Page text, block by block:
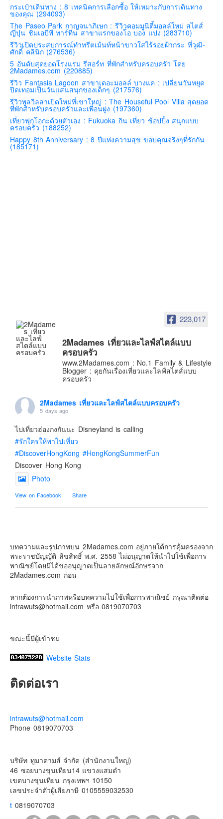
กระเป๋าเดินทาง : 8 เทคนิคการเลือกซื้อ ให้เหมาะกับการเดินทาง
ของคุณ (294093)
The Paseo Park กาญจนาภิเษก : รีวิวคอมมูนิตี้มอลล์ใหม่ สไตส์
ญี่ปุ่น ชิมเอบีพี ทาร์ทีน สาขาแรกของโอ บอง แปง (283710)
รีวิวเปิดประสบการณ์ทำทรีตเม้นท์หน้าขาวใสไร้รอยฝ้ากระ ที่วุฒิ-
ศักดิ์ คลินิก (276536)
5 อันดับสุดยอดโรงแรม รีสอร์ท ที่พักสำหรับครอบครัว โดย
2Madames.com (220885)
รีวิว Fantasia Lagoon สาขาเดอะมอลล์ บางแค : เปลี่ยนวันหยุด
ปิดเทอมเป็นวันแสนสนุกของเด็กๆ (217576)
รีวิวพูลวิลล่าเปิดใหม่ที่เขาใหญ่ : The Houseful Pool Villa สุดยอด
ที่พักสำหรับครอบครัวและเพื่อนฝูง (197360)
เที่ยวฟุกุโอกะด้วยตัวเอง : Fukuoka กิน เที่ยว ช้อปปิ้ง สนุกแบบ
ครอบครัว (188252)
Happy 8th Anniversary : 8 ปีแห่งความสุข ขอบคุณจริงๆที่รักกัน
(185171)
223,017
2Madames เที่ยวและไลฟ์สไตล์แบบ
ครอบครัว
www.2Madames.com : No.1 Family & Lifestyle
Blogger : คุยกันเรื่องเที่ยวและไลฟ์สไตส์แบบ
ครอบครัว
2Madames เที่ยวและไลฟ์สไตล์แบบครอบครัว
5 days ago
ไปเที่ยวฮ่องกงกันนะ Disneyland is calling
#รักใครให้พาไปเที่ยว
#DiscoverHongKong #HongKongSummerFun
Discover Hong Kong
Photo
View on Facebook · Share
เตรียมไว้หนวด ถอยปืนลูกซอง
#น้องเกรซ #ลูกสาวเราเป็นสาวแล้ว
Photo
บทความและรูปภาพบน 2Madames.com อยู่ภายใต้การคุ้มครองจาก
พระราชบัญญัติ ลิขสิทธิ์ พ.ศ. 2558 ไม่อนุญาตให้นำไปใช้เพื่อการ
พาณิชย์โดยมิได้ขออนุญาตเป็นลายลักษณ์อักษรจาก
2Madames.com ก่อน
หากต้องการนำภาพหรือบทความไปใช้เพื่อการพาณิชย์ กรุณาติดต่อ
intrawuts@hotmail.com หรือ 0819070703
ขณะนี้มีผู้เข้าชม
Website Stats
ติดต่อเรา
intrawuts@hotmail.com
Phone 0819070703
บริษัท ทูมาดามส์ จำกัด (สำนักงานใหญ่)
46 ซอยบางขุนเทียน14 แขวงแสมดำ
เขตบางขุนเทียน กรุงเทพฯ 10150
เลขประจําตัวผู้เสียภาษี 0105559032530
t 0819070703